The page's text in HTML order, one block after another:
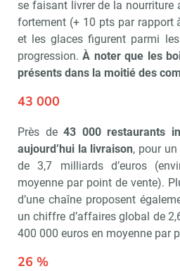
se faisant livrer de la nourriture
fortement (+ 10 pts par rapport
et les glaces figurent parmi
progression.À noter que les
présents dans la moitié des
43 000
Près de 43 000 restaurants
aujourd’hui la livraison, pour
de 3,7 milliards d’euros
moyenne par point de vente).
d’une chaîne proposent
un chiffre d’affaires global de
400 000 euros en moyenne par
26 %
Recevoir
Non merci, je reçois déjà
!